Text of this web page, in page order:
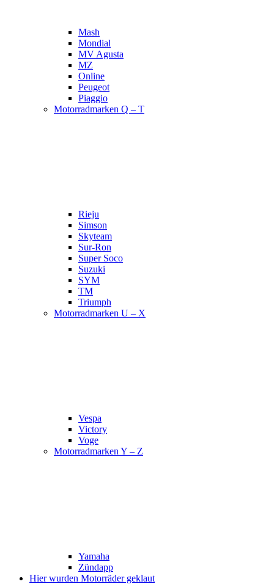
Mash
Mondial
MV Agusta
MZ
Online
Peugeot
Piaggio
Motorradmarken Q – T
Rieju
Simson
Skyteam
Sur-Ron
Super Soco
Suzuki
SYM
TM
Triumph
Motorradmarken U – X
Vespa
Victory
Voge
Motorradmarken Y – Z
Yamaha
Zündapp
Hier wurden Motorräder geklaut